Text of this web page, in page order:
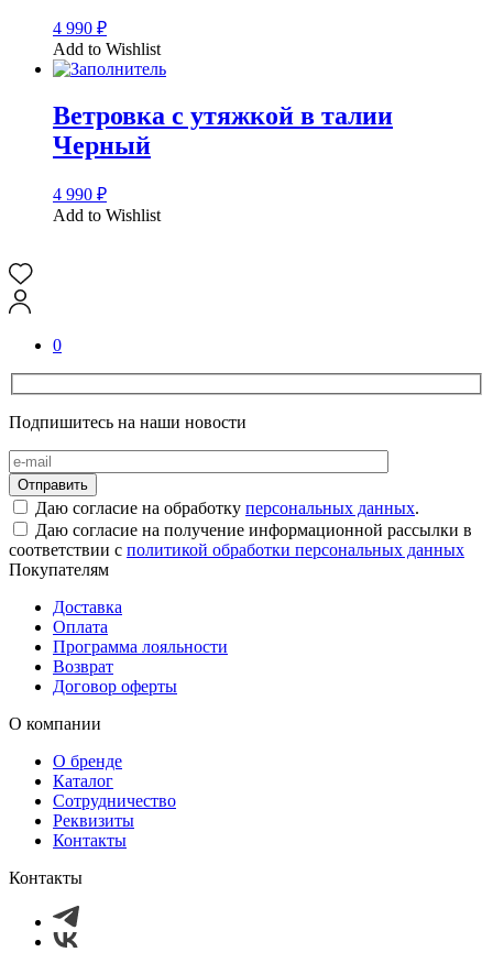
4 990 ₽
Add to Wishlist
Ветровка с утяжкой в талии
Черный
4 990 ₽
Add to Wishlist
0
Подпишитесь на наши новости
Даю согласие на обработку персональных данных.
Даю согласие на получение информационной рассылки в
соответствии с политикой обработки персональных данных
Покупателям
Доставка
Оплата
Программа лояльности
Возврат
Договор оферты
О компании
О бренде
Каталог
Сотрудничество
Реквизиты
Контакты
Контакты